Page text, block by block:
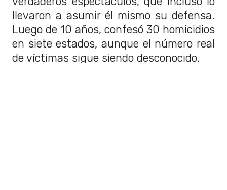
llevaron a asumir él mismo su defensa.
Luego de 10 años, confesó 30 homicidios
en siete estados, aunque el número real
de víctimas sigue siendo desconocido.